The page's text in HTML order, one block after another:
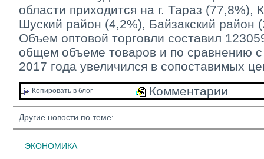
области приходится на г. Тараз (77,8%),
Шуский район (4,2%), Байзакский район
Объем оптовой торговли составил
общем объеме товаров и по сравнению
2017 года увеличился в сопоставимых
Копировать в блог Комментарии
Другие новости по теме:
ЭКОНОМИКА